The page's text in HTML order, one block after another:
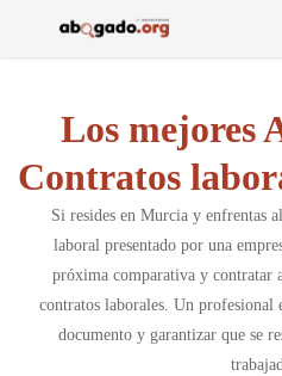
Los mejores
Contratos
Si resides en Murcia y enfrentas
laboral presentado por una
próxima comparativa y contratar
contratos laborales. Un profesional
documento y garantizar que se